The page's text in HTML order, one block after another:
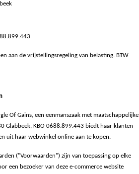
aan de vrijstellingsregeling van belasting. BTW
Of Gains, een eenmanszaak met maatschappelijke
Glabbeek, KBO 0688.899.443 biedt haar klanten
uit haar webwinkel online aan te kopen.
("Voorwaarden") zijn van toepassing op elke
een bezoeker van deze e-commerce website